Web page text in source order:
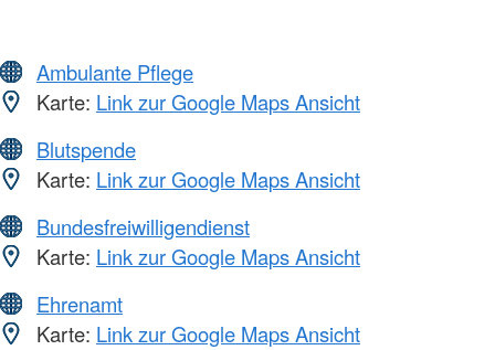
Ambulante Pflege
Karte: Link zur Google Maps Ansicht
Blutspende
Karte: Link zur Google Maps Ansicht
Bundesfreiwilligendienst
Karte: Link zur Google Maps Ansicht
Ehrenamt
Karte: Link zur Google Maps Ansicht